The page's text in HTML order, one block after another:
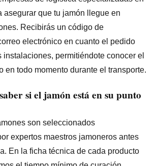
asegurar que tu jamón llegue en
Recibirás un código de
electrónico en cuanto el pedido
instalaciones, permitiéndote conocer el
en todo momento durante el transporte.
si el jamón está en su punto
son seleccionados
expertos maestros jamoneros antes
En la ficha técnica de cada producto